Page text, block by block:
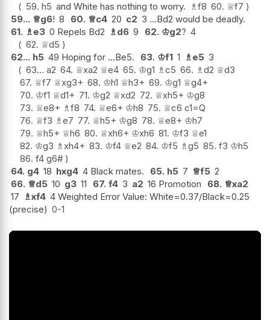
59. h5 and White has nothing to worry. ♗f8 60. ♕f7
59... ♕g6! 8 60. ♕c4 20 c2 3 ...Bd2 would be deadly.
61. ♗e3 0 Repels Bd2 ♗d6 9 62. ♔g2? 4
62. ♕d5
62... h5 49 Hoping for ...Be5. 63. ♔f1 1 ♗e5 3
63... a2 64. ♕xa2 ♕e4 65. ♔g1 ♗c5 66. ♗d2 ♕d3
67. ♕f7 ♕xg3+ 68. ♔h1 ♕h3+ 69. ♔g1 ♕g4+
70. ♔f1 ♕d1+ 71. ♔g2 ♕xd2 72. ♕xh5+ ♔g8
73. ♕e8+ ♗f8 74. ♕e6+ ♔h8 75. ♕c6 c1=Q
76. ♕f3 ♗e7 77. ♕h5+ ♔g8 78. ♕e8+ ♔h7
79. ♕h5+ ♕h6 80. ♕xh6+ ♔xh6 81. ♔f3 ♕e1
82. ♔g3 ♗xh4+ 83. ♔f4 ♕e2 84. ♔f5 ♗g5 85. f3 ♔h5
86. f4 g6#
64. g4 18 hxg4 4 Black mates. 65. h5 7 ♕f5 2
66. ♕d5 10 g3 11 67. f4 3 a2 16 Promotion 68. ♕xa2
17 ♗xf4 4 Weighted Error Value: White=0.37/Black=0.25
(precise) 0-1